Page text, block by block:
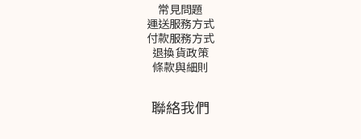
常見問題
運送服務方式
付款服務方式
退換貨政策
條款與細則
聯絡我們